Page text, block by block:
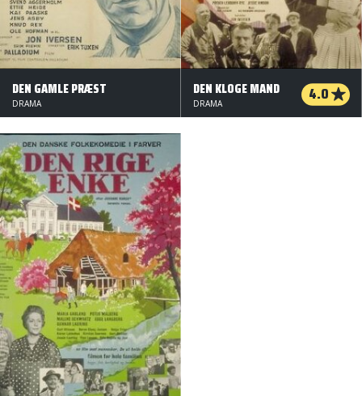
DEN GAMLE PRÆST
DRAMA
DEN KLOGE MAND 4.0
DRAMA